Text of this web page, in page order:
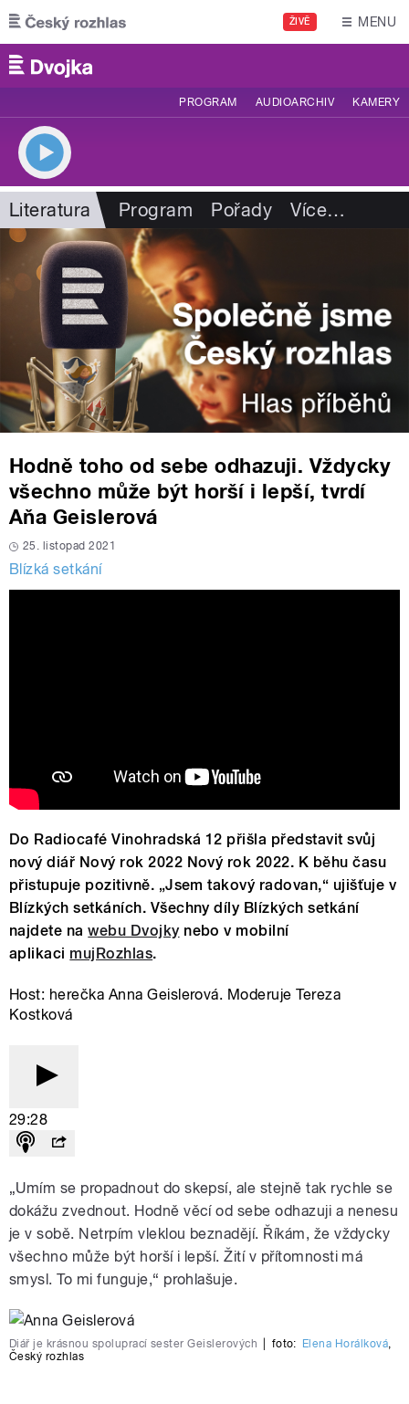
Přejít k hlavnímu obsahu
ŽIVĚ MENU
PROGRAM AUDIOARCHIV KAMERY
Literatura Program Pořady Více…
Hodně toho od sebe odhazuji. Vždycky
všechno může být horší i lepší, tvrdí
Aňa Geislerová
25. listopad 2021
Blízká setkání
Do Radiocafé Vinohradská 12 přišla představit svůj
nový diář Nový rok 2022 Nový rok 2022. K běhu času
přistupuje pozitivně. „Jsem takový radovan,“ ujišťuje v
Blízkých setkáních. Všechny díly Blízkých setkání
najdete nawebu Dvojky nebo v mobilní
aplikaci mujRozhlas.
Host: herečka Anna Geislerová. Moderuje Tereza
Kostková
29:28
„Umím se propadnout do skepsí, ale stejně tak rychle se
dokážu zvednout. Hodně věcí od sebe odhazuji a nenesu
je v sobě. Netrpím vleklou beznadějí. Říkám, že vždycky
všechno může být horší i lepší. Žití v přítomnosti má
smysl. To mi funguje,“ prohlašuje.
Diář je krásnou spoluprací sester Geislerových foto: Elena Horálková,
Český rozhlas